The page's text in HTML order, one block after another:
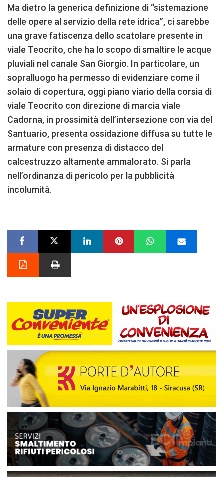
Ma dietro la generica definizione di “sistemazione
delle opere al servizio della rete idrica”, ci sarebbe
una grave fatiscenza dello scatolare presente in
viale Teocrito, che ha lo scopo di smaltire le acque
pluviali nel canale San Giorgio. In particolare, un
sopralluogo ha permesso di evidenziare come il
solaio di copertura, oggi piano viario della corsia di
viale Teocrito con direzione di marcia viale
Cadorna, in prossimità dell’intersezione con via del
Santuario, presenta ossidazione diffusa su tutte le
armature con presenza di distacco del
calcestruzzo altamente ammalorato. Si parla
nell’ordinanza di pericolo per la pubblicità
incolumità.